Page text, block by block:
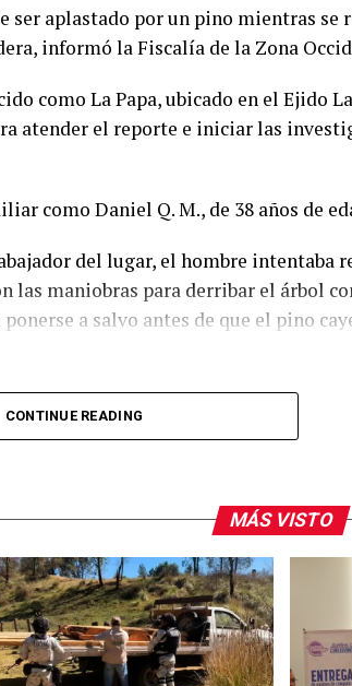
ser aplastado por un pino mientras se
informó la Fiscalía de la Zona
como La Papa, ubicado en el Ejido
atender el reporte e iniciar las
como Daniel Q. M., de 38 años de
del lugar, el hombre intentaba
las maniobras para derribar el árbol
a salvo antes de que el pino
realizó las diligencias en el sitio
las diligencias formarán parte de la
CONTINUE READING
MÁS VISTO